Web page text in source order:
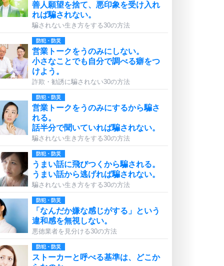
善人願望を捨て、悪印象を受け入れ
れば騙されない。
騙されない生き方をする30の方法
防犯・防災
営業トークをうのみにしない。
小さなことでも自分で調べる癖をつ
けよう。
詐欺・勧誘に騙されない30の方法
防犯・防災
営業トークをうのみにするから騙さ
れる。
話半分で聞いていれば騙されない。
騙されない生き方をする30の方法
防犯・防災
うまい話に飛びつくから騙される。
うまい話から逃げれば騙されない。
騙されない生き方をする30の方法
防犯・防災
「なんだか嫌な感じがする」という
違和感を無視しない。
悪徳業者を見分ける30の方法
防犯・防災
ストーカーと呼べる基準は、どこか